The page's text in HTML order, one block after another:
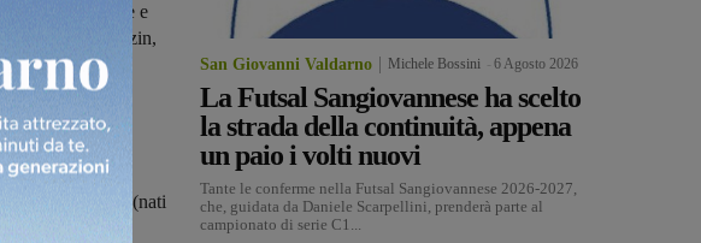
(due da cinque e
Roma, Pazin,
Ostia,
Cda Synergy,
Dcha conta
Up Roma.
esordienti (nati
il Palagalli, il
San Giovanni Valdarno Michele Bossini 6 Agosto 2026
La Futsal Sangiovannese ha scelto
la strada della continuità, appena
un paio i volti nuovi
Tante le conferme nella Futsal Sangiovannese 2026-2027,
che, guidata da Daniele Scarpellini, prenderà parte al
campionato di serie C1...